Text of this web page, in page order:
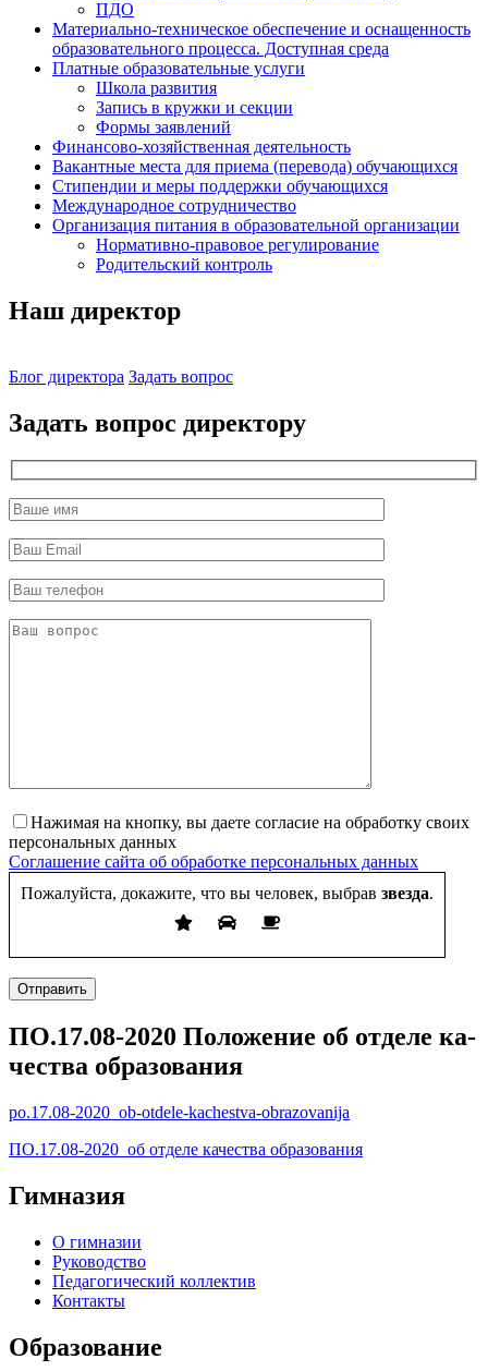
ПДО
Материально-техническое обеспечение и оснащенность
образовательного процесса. Доступная среда
Платные образовательные услуги
Школа развития
Запись в кружки и секции
Формы заявлений
Финансово-хозяйственная деятельность
Вакантные места для приема (перевода) обучающихся
Стипендии и меры поддержки обучающихся
Международное сотрудничество
Организация питания в образовательной организации
Нормативно-правовое регулирование
Родительский контроль
Наш директор
Блог директора Задать вопрос
Задать вопрос директору
Нажимая на кнопку, вы даете согласие на обработку своих
персональных данных
Соглашение сайта об обработке персональных данных
Пожалуйста, докажите, что вы человек, выбрав звезда.
Отправить
ПО.17.08-2020 По­ложе­ние об от­де­ле ка­
чест­ва об­ра­зова­ния
po.17.08-2020_ob-otdele-kachestva-obrazovanija
ПО.17.08-2020_об отделе качества образования
Гимназия
О гимназии
Руководство
Педагогический коллектив
Контакты
Образование